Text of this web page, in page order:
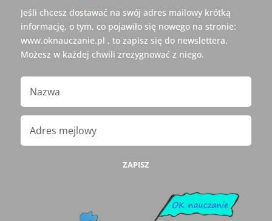
Jeśli chcesz dostawać na swój adres mailowy krótką
informację, o tym, co pojawiło się nowego na stronie:
www.oknauczanie.pl , to zapisz się do newslettera.
Możesz w każdej chwili zrezygnować z niego.
ZAPISZ